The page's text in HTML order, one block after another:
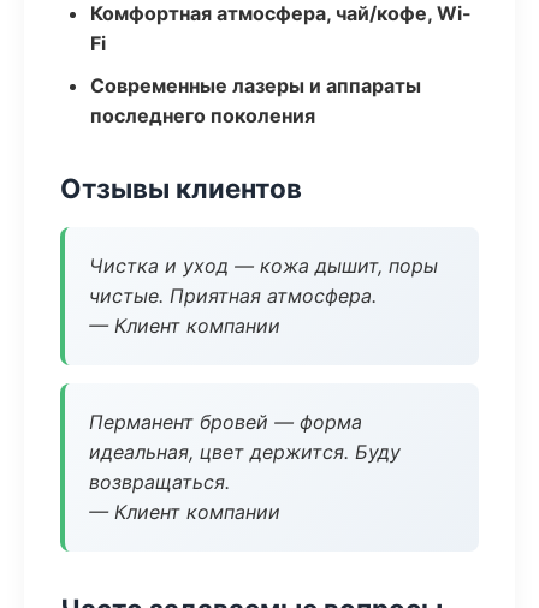
Комфортная атмосфера, чай/кофе, Wi-
Fi
Современные лазеры и аппараты
последнего поколения
Отзывы клиентов
Чистка и уход — кожа дышит, поры
чистые. Приятная атмосфера.
— Клиент компании
Перманент бровей — форма
идеальная, цвет держится. Буду
возвращаться.
— Клиент компании